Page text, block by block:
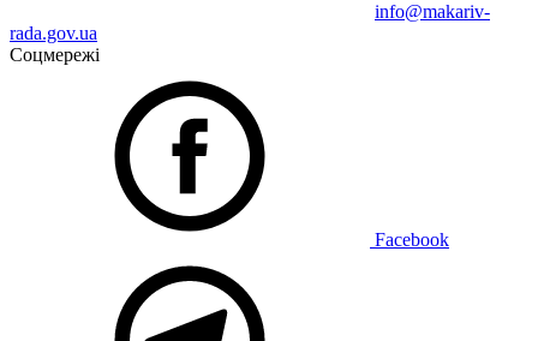
info@makariv-
rada.gov.ua
Соцмережі
Facebook